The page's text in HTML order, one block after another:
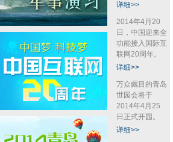
详细>>
2014年4月20
日，中国迎来全
功能接入国际互
联网20周年。
详细>>
万众瞩目的青岛
世园会将于
2014年4月25
日正式开园。
详细>>